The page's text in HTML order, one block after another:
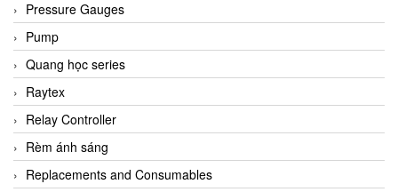
Pressure Gauges
Pump
Quang học series
Raytex
Relay Controller
Rèm ánh sáng
Replacements and Consumables